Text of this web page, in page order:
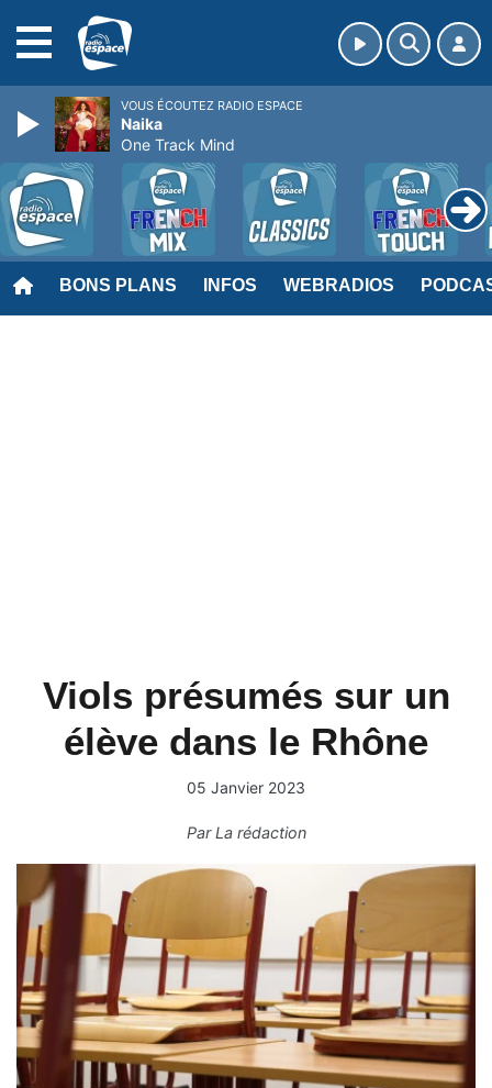
BONS PLANS INFOS WEBRADIOS
Viols présumés sur un
élève dans le Rhône
05 Janvier 2023
ParLa rédaction
VOUS ÉCOUTEZ RADIO ESPACE
Naika
One Track Mind